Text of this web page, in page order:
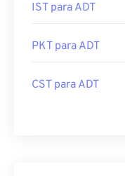
IST para ADT
PKT para ADT
CST para ADT